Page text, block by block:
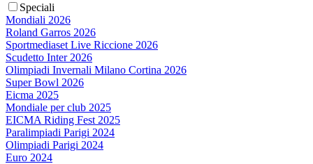
Speciali
Mondiali 2026
Roland Garros 2026
Sportmediaset Live Riccione 2026
Scudetto Inter 2026
Olimpiadi Invernali Milano Cortina 2026
Super Bowl 2026
Eicma 2025
Mondiale per club 2025
EICMA Riding Fest 2025
Paralimpiadi Parigi 2024
Olimpiadi Parigi 2024
Euro 2024